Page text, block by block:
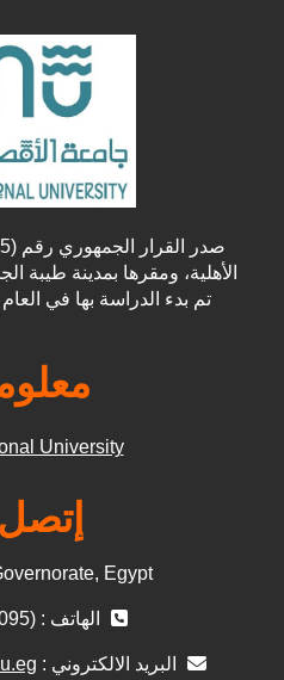
الأهلية، ومقرها بمدينة طيبة
تم بدء الدراسة بها في العام
University
إتصل
Egypt
الهاتف : (095 ) 2287246
البريد الالكتروني :